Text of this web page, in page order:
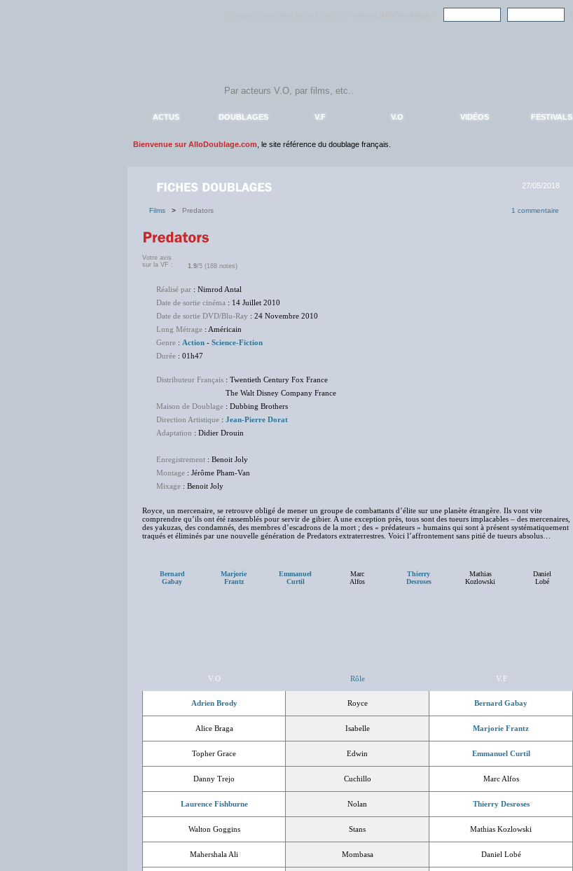
ACTUS DOUBLAGES V.F V.O VIDÉOS FESTIVALS
Bienvenue sur AlloDoublage.com , le site référence du doublage français.
27/05/2018
Films > Predators 1 commentaire
Votre avis
sur la VF :
1.9/5 (188 notes)
Réalisé par : Nimrod Antal
Date de sortie cinéma : 14 Juillet 2010
Date de sortie DVD/Blu-Ray : 24 Novembre 2010
Long Métrage : Américain
Genre : Action - Science-Fiction
Durée : 01h47
Distributeur Français : Twentieth Century Fox France
The Walt Disney Company France
Maison de Doublage : Dubbing Brothers
Direction Artistique : Jean-Pierre Dorat
Adaptation : Didier Drouin
Enregistrement : Benoit Joly
Montage : Jérôme Pham-Van
Mixage : Benoit Joly
Royce, un mercenaire, se retrouve obligé de mener un groupe de combattants d’élite sur une planète étrangère. Ils vont vite
comprendre qu’ils ont été rassemblés pour servir de gibier. A une exception près, tous sont des tueurs implacables – des mercenaires,
des yakuzas, des condamnés, des membres d’escadrons de la mort ; des « prédateurs » humains qui sont à présent systématiquement
traqués et éliminés par une nouvelle génération de Predators extraterrestres. Voici l’affrontement sans pitié de tueurs absolus…
Bernard
Gabay
Marjorie
Frantz
Emmanuel
Curtil
Marc
Alfos
Thierry
Desroses
Mathias
Kozlowski
Daniel
Lobé
V.O Rôle V.F
Adrien Brody Royce Bernard Gabay
Alice Braga Isabelle Marjorie Frantz
Topher Grace Edwin Emmanuel Curtil
Danny Trejo Cuchillo Marc Alfos
Laurence Fishburne Nolan Thierry Desroses
Walton Goggins Stans Mathias Kozlowski
Mahershala Ali Mombasa Daniel Lobé